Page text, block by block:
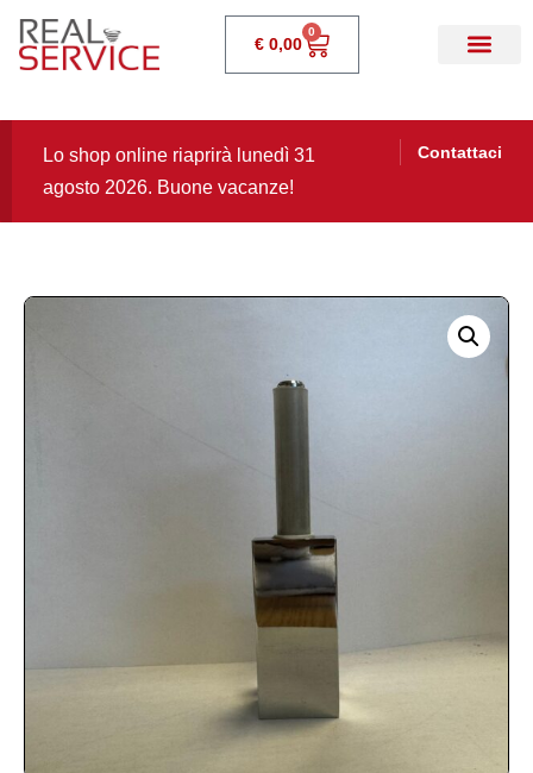
€ 0,00
0
Contattaci
Lo shop online riaprirà lunedì 31
agosto 2026. Buone vacanze!